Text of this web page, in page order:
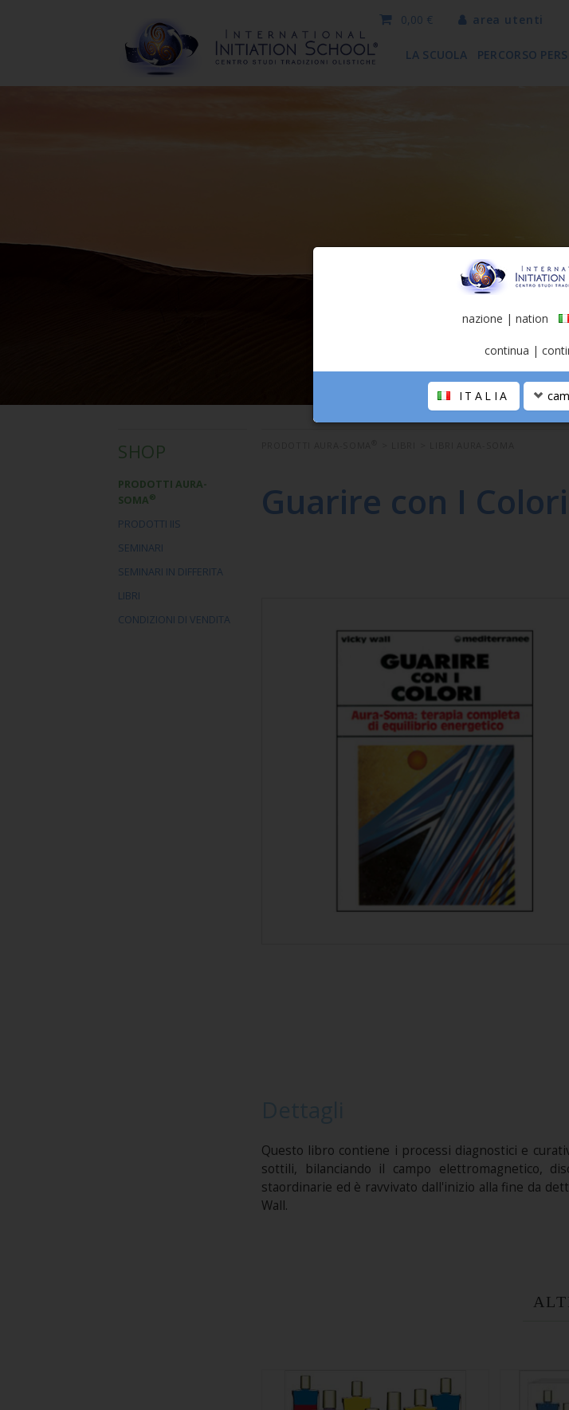
area utenti
0,00 €
LA SCUOLA PERCORSO
SHOP
PRODOTTI AURA-
SOMA®
PRODOTTI IIS
SEMINARI
SEMINARI IN DIFFERITA
LIBRI
CONDIZIONI DI VENDITA
Guarire con I
Questo libro contiene i processi diagnostici e
sottili, bilanciando il campo elettromagnetico,
staordinarie ed è ravvivato dall'inizio alla fine da
Wall.
nazione | nation
continua |
ITALIA